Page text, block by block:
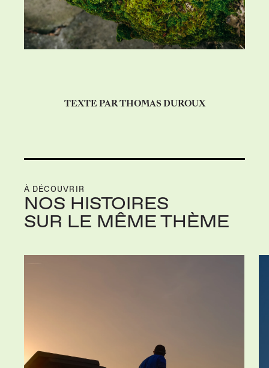
TEXTE PAR THOMAS DUROUX
À DÉCOUVRIR
NOS HISTOIRES
SUR LE MÊME THÈME